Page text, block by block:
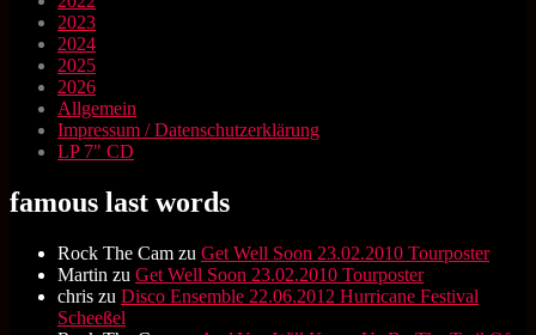
2023
2024
2025
2026
Allgemein
Impressum / Datenschutzerklärung
LP 7" CD
famous last words
Rock The Cam zu Get Well Soon 23.02.2010 Tourposter
Martin zu Get Well Soon 23.02.2010 Tourposter
chris zu Disco Ensemble 22.06.2012 Hurricane Festival
Scheeßel